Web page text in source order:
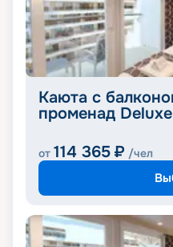
Каюта с
променад
от 114 365 ₽ /чел